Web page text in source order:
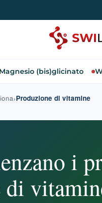
Magnesio (bis)glicinato
i
Produzione di vitamine